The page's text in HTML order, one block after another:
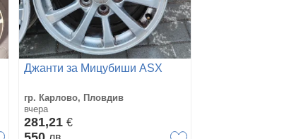
Джанти за Мицубиши ASX
гр. Карлово, Пловдив
вчера
281,21 €